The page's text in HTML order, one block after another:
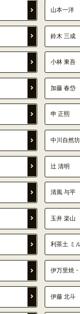
山本一洋
鈴木 三成
小林 東吾
加藤 春岱
申 正熙
中川自然坊
辻 清明
清風 与平
玉井 楽山
利茶土 ミ
伊万里焼
伊藤 北斗